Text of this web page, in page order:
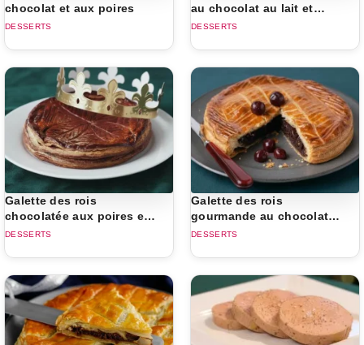
chocolat et aux poires
DESSERTS
au chocolat au lait et
fruits de la passion
DESSERTS
Galette des rois
chocolatée aux poires et
amandes
DESSERTS
Galette des rois
gourmande au chocolat
et aux cerises
DESSERTS